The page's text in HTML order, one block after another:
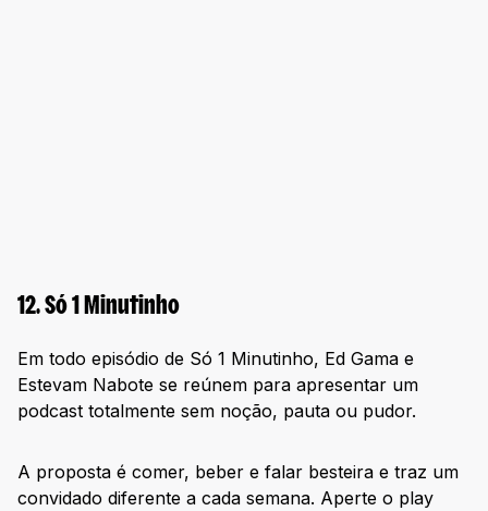
12. Só 1 Minutinho
Em todo episódio de Só 1 Minutinho, Ed Gama e
Estevam Nabote se reúnem para apresentar um
podcast totalmente sem noção, pauta ou pudor.
A proposta é comer, beber e falar besteira e traz um
convidado diferente a cada semana. Aperte o play